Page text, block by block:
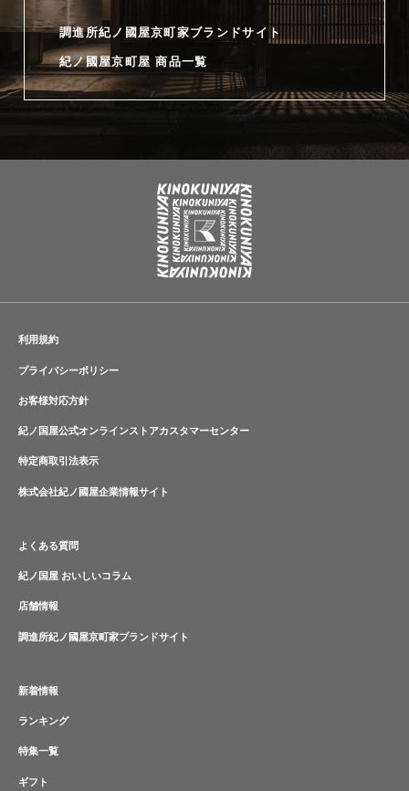
調進所紀ノ國屋京町家ブランドサイト
紀ノ國屋京町屋 商品一覧
利用規約
プライバシーポリシー
お客様対応方針
紀ノ国屋公式オンラインストアカスタマーセンター
特定商取引法表示
株式会社紀ノ國屋企業情報サイト
よくある質問
紀ノ国屋 おいしいコラム
店舗情報
調進所紀ノ國屋京町家ブランドサイト
新着情報
ランキング
特集一覧
ギフト